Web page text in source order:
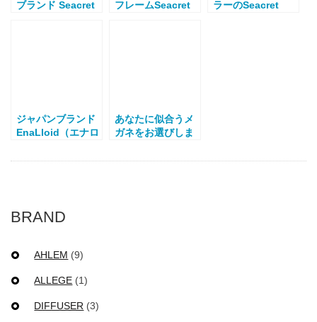
ブランド Seacret
フレームSeacret
ラーのSeacret
ジャパンブランド
EnaLloid（エナロ
Fanning
あなたに似合うメ
ガネをお選びしま
BRAND
AHLEM (9)
ALLEGE (1)
DIFFUSER (3)